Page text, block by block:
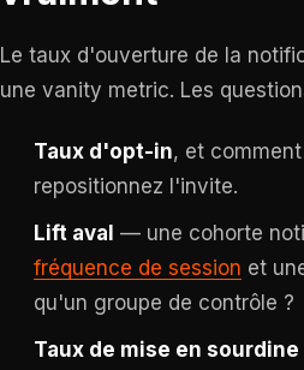
Le taux d'ouverture de la
une vanity metric. Les
Taux d'opt-in, et
repositionnez l'invite.
Lift aval — une cohorte
fréquence de session et
qu'un groupe de contrôle ?
Taux de mise en